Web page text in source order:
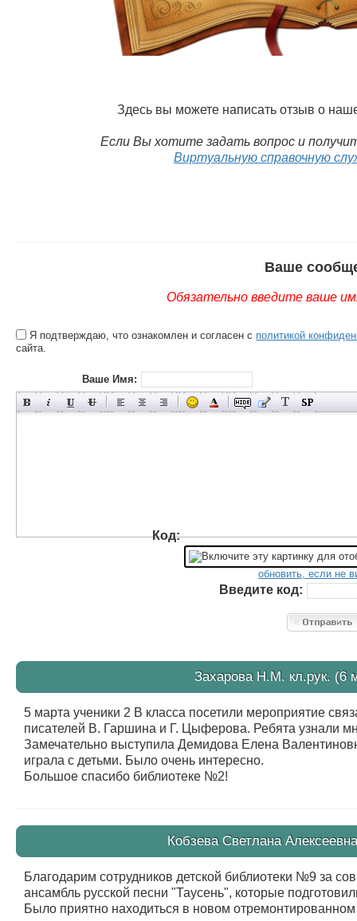
Здесь вы можете написать отзыв о
Если Вы хотите задать вопрос и
Виртуальную справочную
Ваше
Обязательно введите ваше
Я подтверждаю, что ознакомлен и согласен с политикой
сайта.
Ваше Имя:
Код:
обновить, если не
Введите код:
Захарова Н.М. кл.рук. (6
5 марта ученики 2 В класса посетили мероприятие
писателей В. Гаршина и Г. Цыферова. Ребята узнали
Замечательно выступила Демидова Елена
играла с детьми. Было очень интересно.
Большое спасибо библиотеке №2!
Кобзева Светлана
Благодарим сотрудников детской библиотеки №9 за
ансамбль русской песни "Таусень", которые
Было приятно находиться в новом